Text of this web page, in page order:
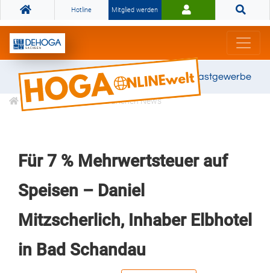
Hotline Mitglied werden
Gemeinsam stark für das Gastgewerbe
Informationen Branchen News
Für 7 % Mehrwertsteuer auf
Speisen – Daniel
Mitzscherlich, Inhaber Elbhotel
in Bad Schandau